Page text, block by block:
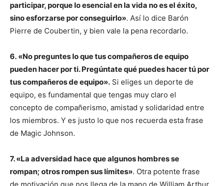
participar, porque lo esencial en la vida no es el éxito,
sino esforzarse por conseguirlo». Así lo dice Barón
Pierre de Coubertin, y bien vale la pena recordarlo.
6. «No preguntes lo que tus compañeros de equipo
pueden hacer por ti. Pregúntate qué puedes hacer tú por
tus compañeros de equipo». Si eliges un deporte de
equipo, es fundamental que tengas muy claro el
concepto de compañerismo, amistad y solidaridad entre
los miembros. Y es justo lo que nos recuerda esta frase
de Magic Johnson.
7. «La adversidad hace que algunos hombres se
rompan; otros rompen sus límites». Otra potente frase